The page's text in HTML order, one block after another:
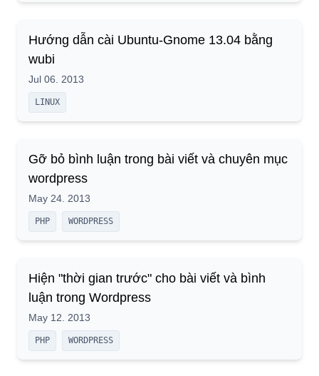
Hướng dẫn cài Ubuntu-Gnome 13.04 bằng
wubi
Jul 06. 2013
LINUX
Gỡ bỏ bình luận trong bài viết và chuyên mục
wordpress
May 24. 2013
PHP WORDPRESS
Hiện "thời gian trước" cho bài viết và bình
luận trong Wordpress
May 12. 2013
PHP WORDPRESS